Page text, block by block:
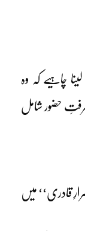
چاہیے کہ وہ
حضور شامل
قادری‘‘ میں